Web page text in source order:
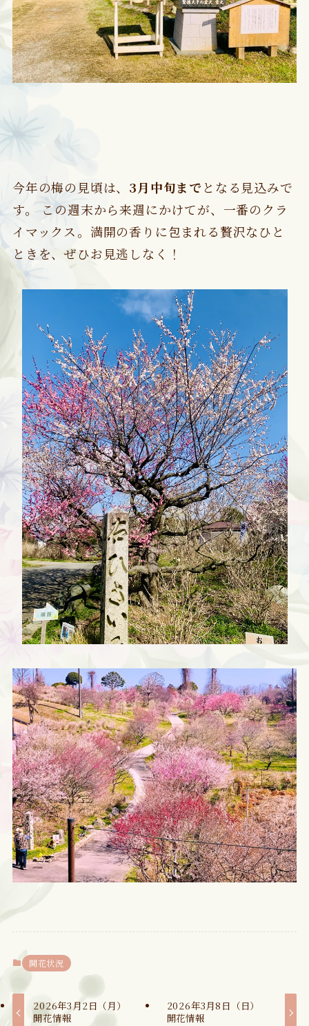
今年の梅の見頃は、 3月中旬までとなる見込みで
す。 この週末から来週にかけてが、一番のクラ
イマックス。満開の香りに包まれる贅沢なひと
ときを、ぜひお見逃しなく！
開花状況
2026年3月2日（月）
開花情報
2026年3月8日（日）
開花情報